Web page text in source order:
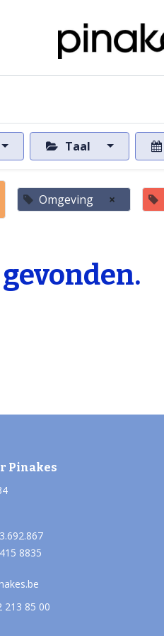
Taal
Omgeving ×
Pinakes
8835
213 85 00